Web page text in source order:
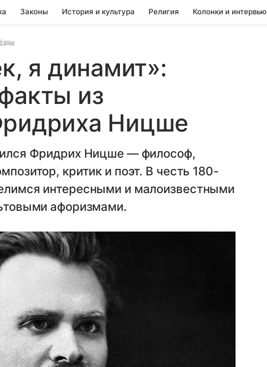
Законы История и культура Религия Колонки и интервью
я динамит»:
из
Ницше
Фридрих Ницше — философ,
критик и поэт. В честь 180-
интересными и малоизвестными
афоризмами.